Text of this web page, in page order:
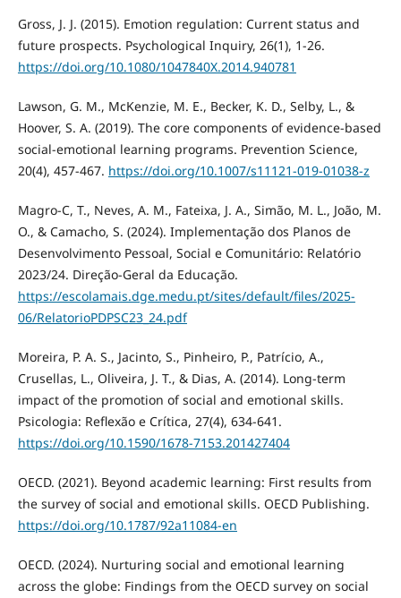
Gross, J. J. (2015). Emotion regulation: Current status and
future prospects. Psychological Inquiry, 26(1), 1-26.
https://doi.org/10.1080/1047840X.2014.940781
Lawson, G. M., McKenzie, M. E., Becker, K. D., Selby, L., &
Hoover, S. A. (2019). The core components of evidence-based
social-emotional learning programs. Prevention Science,
20(4), 457-467. https://doi.org/10.1007/s11121-019-01038-z
Magro-C, T., Neves, A. M., Fateixa, J. A., Simão, M. L., João, M.
O., & Camacho, S. (2024). Implementação dos Planos de
Desenvolvimento Pessoal, Social e Comunitário: Relatório
2023/24. Direção-Geral da Educação.
https://escolamais.dge.medu.pt/sites/default/files/2025-
06/RelatorioPDPSC23_24.pdf
Moreira, P. A. S., Jacinto, S., Pinheiro, P., Patrício, A.,
Crusellas, L., Oliveira, J. T., & Dias, A. (2014). Long-term
impact of the promotion of social and emotional skills.
Psicologia: Reflexão e Crítica, 27(4), 634-641.
https://doi.org/10.1590/1678-7153.201427404
OECD. (2021). Beyond academic learning: First results from
the survey of social and emotional skills. OECD Publishing.
https://doi.org/10.1787/92a11084-en
OECD. (2024). Nurturing social and emotional learning
across the globe: Findings from the OECD survey on social